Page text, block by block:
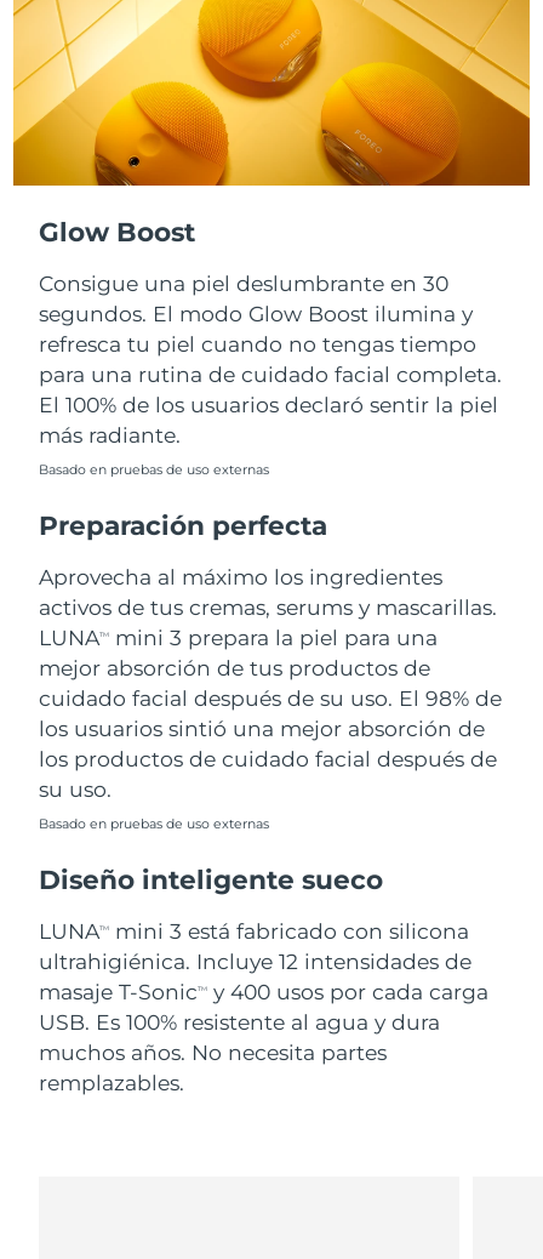
Glow Boost
Consigue una piel deslumbrante en 30
segundos. El modo Glow Boost ilumina y
refresca tu piel cuando no tengas tiempo
para una rutina de cuidado facial completa.
El 100% de los usuarios declaró sentir la piel
más radiante.
Basado en pruebas de uso externas
Preparación perfecta
Aprovecha al máximo los ingredientes
activos de tus cremas, serums y mascarillas.
LUNATM
mini 3 prepara la piel para una
mejor absorción de tus productos de
cuidado facial después de su uso. El 98% de
los usuarios sintió una mejor absorción de
los productos de cuidado facial después de
su uso.
Basado en pruebas de uso externas
Diseño inteligente sueco
LUNATM
mini 3 está fabricado con silicona
ultrahigiénica. Incluye 12 intensidades de
masaje T-SonicTM
y 400 usos por cada carga
USB. Es 100% resistente al agua y dura
muchos años. No necesita partes
remplazables.
Suiza Entrega prevista 8/12/26
Taiwán Entrega prevista 8/17/26
Tailandia Entrega prevista8/16/26
Turquía Entrega prevista8/13/26
Emiratos Árabes
Reino Unido Entrega prevista8/12/26
Estados Unidos Entrega prevista8/13/26
Uzbekistán